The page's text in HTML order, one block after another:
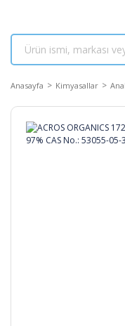
Anasayfa Kimyasallar